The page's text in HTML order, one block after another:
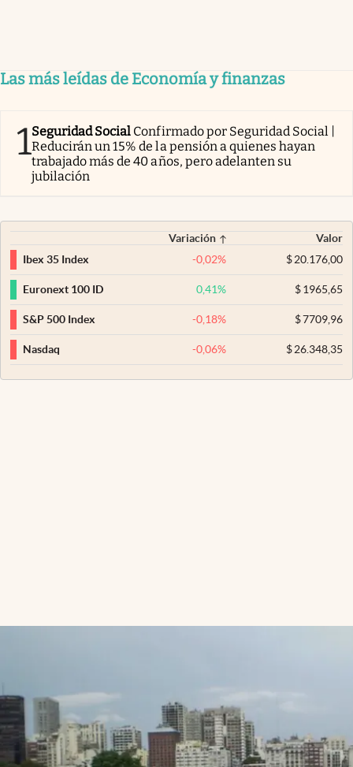
Las más leídas de Economía y finanzas
1Seguridad Social Confirmado por Seguridad Social |
Reducirán un 15% de la pensión a quienes hayan
trabajado más de 40 años, pero adelanten su
jubilación
Variación
Valor
Ibex 35 Index
-0,02% $20.176,00
Euronext 100 ID 0,41% $1965,65
S&P 500 Index -0,18% $7709,96
Nasdaq -0,06% $26.348,35